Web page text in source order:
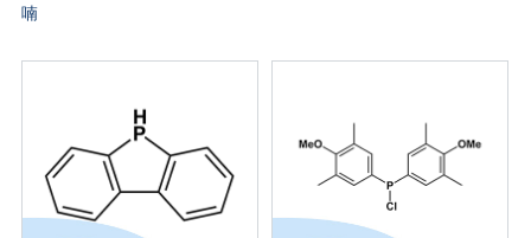
喃